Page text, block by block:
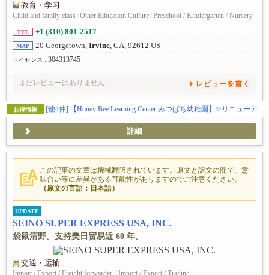
教育・学习
Child and family class /Other Education Culture/Preschool / Kindergarten / Nursery
TEL +1 (310) 801-2517
MAP 20 Georgetown, Irvine, CA, 92612 US
ライセンス : 304313745
まだレビューはありません。 レビューを書く
お得情報 [他4件] 【Honey Bee Learning Center みつばち幼稚園】✨️リニューアル✨️この秋、アーバインにある幼児教育施設ハニービーがお子様の可能性を広げる体験型スクールとして新しくなります(日本企業の学費補助対応)。🎨五感をフルに使って感性を磨くアート🔬好奇心と探求心を引き出すサイエンス🎶音感を身に付け表現力を豊かにする音楽・リトミック🏞️グロスモータースキルを築く自然学習🌸伝統的な文化に触れて楽しく学ぶ日本語／日本文化🧘‍♀️心と体幹を育てるキッズヨガ🔤元英会話講師によるイマージョン👆️手で思いを伝える手話🌍️異文化に触れるグローバルクラス等、新しいカリキュラムで学びのある毎日を提供します。(ベビークラス生後２ヶ月〜、トドラークラス２歳〜５歳)
詳細
この記事の文章は機械翻訳されています。原文と訳文の間で、意
味合い等に差異がある可能性がありますのでご注意ください。
（原文の言語：日本語）
UPDATE
SEINO SUPER EXPRESS USA, INC.
袋鼠清野。支持美日贸易近 60 年。
交通・运输
Import / Export / Freight forwarder /Import / Export / Trading